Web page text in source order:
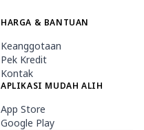
HARGA & BANTUAN
Keanggotaan
Pek Kredit
Kontak
APLIKASI MUDAH ALIH
App Store
Google Play